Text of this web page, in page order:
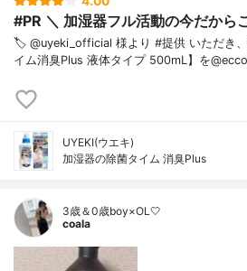
#PR ＼ 加湿器フル活動の今だから
🏷️ @uyeki_official 様より #提供 いただき
イム消臭Plus 液体タイプ 500mL】を
UYEKI(ウエキ)
加湿器の除菌タイム 消臭Plus
3歳＆0歳boy×OL🤍
coala